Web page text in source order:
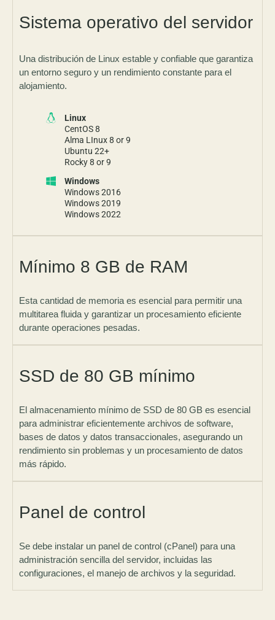
Sistema operativo del servidor
Una distribución de Linux estable y confiable que garantiza
un entorno seguro y un rendimiento constante para el
alojamiento.
Linux
CentOS 8
Alma LInux 8 or 9
Ubuntu 22+
Rocky 8 or 9
Windows
Windows 2016
Windows 2019
Windows 2022
Mínimo 8 GB de RAM
Esta cantidad de memoria es esencial para permitir una
multitarea fluida y garantizar un procesamiento eficiente
durante operaciones pesadas.
SSD de 80 GB mínimo
El almacenamiento mínimo de SSD de 80 GB es esencial
para administrar eficientemente archivos de software,
bases de datos y datos transaccionales, asegurando un
rendimiento sin problemas y un procesamiento de datos
más rápido.
Panel de control
Se debe instalar un panel de control (cPanel) para una
administración sencilla del servidor, incluidas las
configuraciones, el manejo de archivos y la seguridad.